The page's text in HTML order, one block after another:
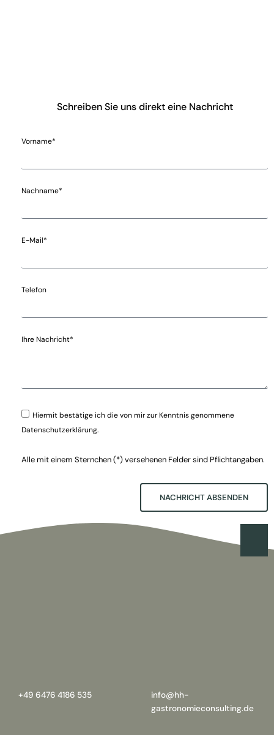
Schreiben Sie uns direkt eine Nachricht
Vorname*
Nachname*
E-Mail*
Telefon
Ihre Nachricht*
Hiermit bestätige ich die von mir zur Kenntnis genommene
Datenschutzerklärung.
Alle mit einem Sternchen (*) versehenen Felder sind Pflichtangaben.
NACHRICHT ABSENDEN
+49 6476 4186 535
info@hh-
gastronomieconsulting.de